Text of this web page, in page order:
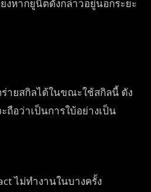
งหากยูนิตดังกล่าวอยู่นอกระยะ
ายสกิลได้ในขณะใช้สกิลนี้ ดัง
อว่าเป็นการใบ้อย่างเป็น
ไม่ทำงานในบางครั้ง